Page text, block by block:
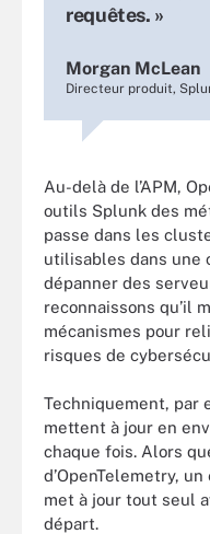
requêtes. »
Morgan McLean
Directeur produit,
Au-delà de l’APM,
outils Splunk des
passe dans les
utilisables dans une
dépanner des
reconnaissons qu’il
mécanismes pour
risques de
Techniquement, par
mettent à jour en
chaque fois. Alors
d’OpenTelemetry,
met à jour tout seul
départ.